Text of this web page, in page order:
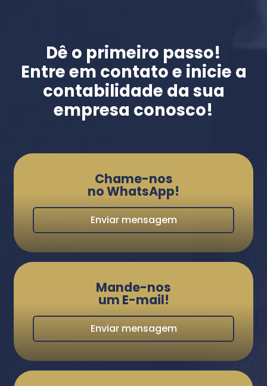
Dê o primeiro passo!
Entre em contato e inicie a
contabilidade da sua
empresa conosco!
Chame-nos
no WhatsApp!
Enviar mensagem
Mande-nos
um E-mail!
Enviar mensagem